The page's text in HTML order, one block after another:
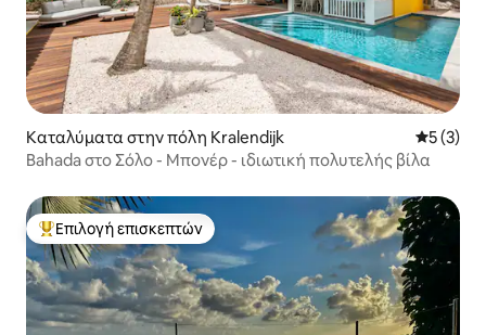
Καταλύματα στην πόλη Kralendijk Μέση
5 (3)
Bahada στο Σόλο - Μπονέρ - ιδιωτική πολυτελής βίλα
Κορυφαία επιλογή επισκεπτών
Επιλογή επισκεπτών